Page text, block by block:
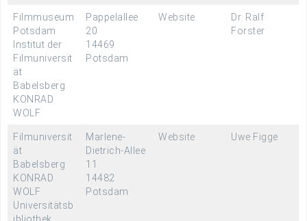
Filmmuseum
Potsdam
Institut der
Filmuniversit
ät
Babelsberg
KONRAD
WOLF
Pappelallee
20
14469
Potsdam
Website
Dr. Ralf
Forster
Filmuniversit
ät
Babelsberg
KONRAD
WOLF
Universitätsb
Marlene-
Dietrich-Allee
11
14482
Potsdam
Website Uwe Figge